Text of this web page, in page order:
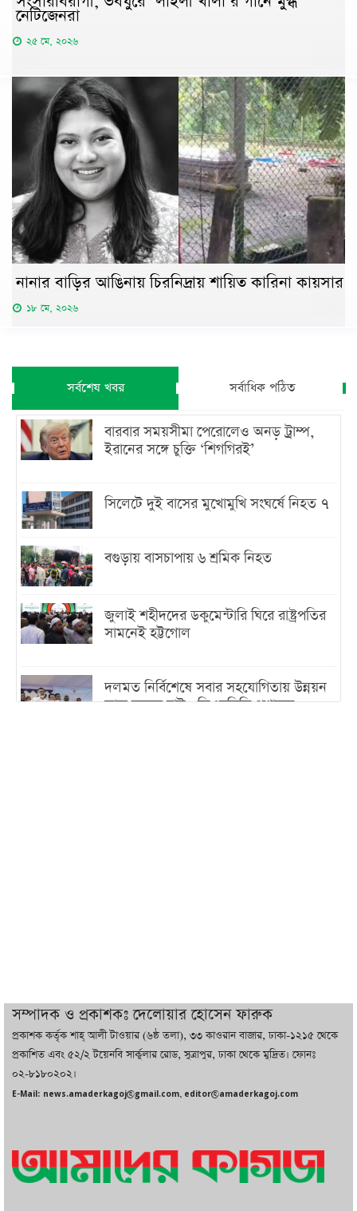
নেটিজেনরা
২৫ মে, ২০২৬
নানার বাড়ির আঙিনায় চিরনিদ্রায় শায়িত কারিনা কায়সার
১৮ মে, ২০২৬
সর্বশেষ খবর সর্বাধিক পঠিত
বারবার সময়সীমা পেরোলেও অনড় ট্রাম্প,
ইরানের সঙ্গে চুক্তি ‘শিগগিরই’
সিলেটে দুই বাসের মুখোমুখি সংঘর্ষে নিহত ৭
বগুড়ায় বাসচাপায় ৬ শ্রমিক নিহত
জুলাই শহীদদের ডকুমেন্টারি ঘিরে রাষ্ট্রপতির
সামনেই হট্টগোল
দলমত নির্বিশেষে সবার সহযোগিতায় উন্নয়ন
কাজ করতে চাই : ডিএনসিসি প্রশাসক
বাজারে কাঁচা মরিচে ‘আগুন’, ‘এত দাম তো
আগে দেখিনি’
সম্পাদক ও প্রকাশকঃ দেলোয়ার হোসেন ফারুক
প্রকাশক কর্তৃক শাহ্ আলী টাওয়ার (৬ষ্ঠ তলা), ৩৩ কাওরান বাজার, ঢাকা-১২১৫ থেকে
প্রকাশিত এবং ৫২/২ টয়েনবি সার্কুলার রোড, সুত্রাপুর, ঢাকা থেকে মুদ্রিত। ফোনঃ
০২-৮১৮০২০২।
E-Mail: news.amaderkagoj@gmail.com, editor@amaderkagoj.com